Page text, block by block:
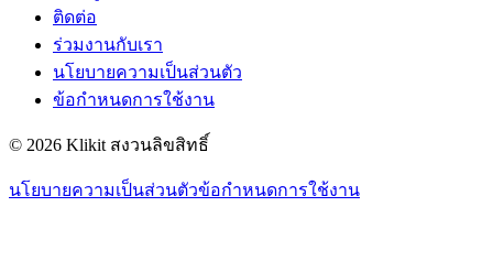
ติดต่อ
ร่วมงานกับเรา
นโยบายความเป็นส่วนตัว
ข้อกำหนดการใช้งาน
© 2026 Klikit สงวนลิขสิทธิ์
นโยบายความเป็นส่วนตัวข้อกำหนดการใช้งาน